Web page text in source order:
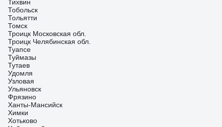
Тихвин
Тобольск
Тольятти
Томск
Троицк Московская обл.
Троицк Челябинская обл.
Туапсе
Туймазы
Тутаев
Удомля
Узловая
Ульяновск
Фрязино
Ханты-Мансийск
Химки
Хотьково